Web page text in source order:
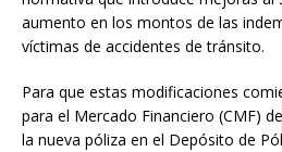
aumento en los montos de las
víctimas de accidentes de tránsito.
Para que estas modificaciones
para el Mercado Financiero (CMF)
la nueva póliza en el Depósito de